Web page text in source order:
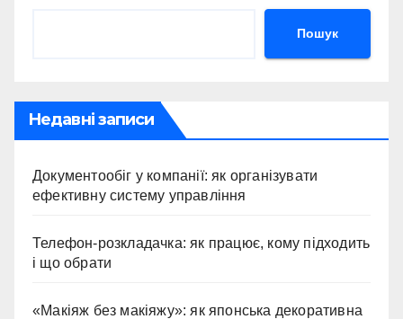
Пошук
Недавні записи
Документообіг у компанії: як організувати
ефективну систему управління
Телефон-розкладачка: як працює, кому підходить
і що обрати
«Макіяж без макіяжу»: як японська декоративна